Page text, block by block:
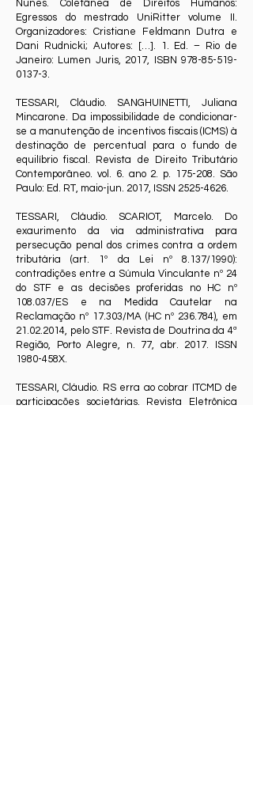
Nunes. Coletânea de Direitos Humanos:
Egressos do mestrado UniRitter volume II.
Organizadores: Cristiane Feldmann Dutra e
Dani Rudnicki; Autores: […]. 1. Ed. – Rio de
Janeiro: Lumen Juris, 2017, ISBN 978-85-519-
0137-3.
TESSARI, Cláudio. SANGHUINETTI, Juliana
Mincarone. Da impossibilidade de condicionar-
se a manutenção de incentivos fiscais (ICMS) à
destinação de percentual para o fundo de
equilíbrio fiscal. Revista de Direito Tributário
Contemporâneo. vol. 6. ano 2. p. 175-208. São
Paulo: Ed. RT, maio-jun. 2017, ISSN 2525-4626.
TESSARI, Cláudio. SCARIOT, Marcelo. Do
exaurimento da via administrativa para
persecução penal dos crimes contra a ordem
tributária (art. 1º da Lei nº 8.137/1990):
contradições entre a Súmula Vinculante nº 24
do STF e as decisões proferidas no HC nº
108.037/ES e na Medida Cautelar na
Reclamação nº 17.303/MA (HC nº 236.784), em
21.02.2014, pelo STF. Revista de Doutrina da 4ª
Região, Porto Alegre, n. 77, abr. 2017. ISSN
1980-458X.
TESSARI, Cláudio. RS erra ao cobrar ITCMD de
participações societárias. Revista Eletrônica